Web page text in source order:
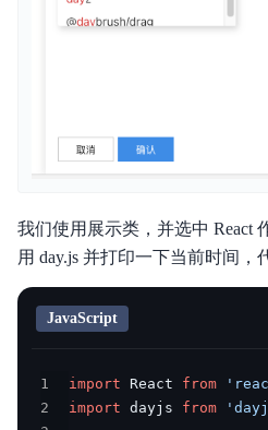
我们使用展示类，并选中 React
用 day.js 并打印一下当前时间，
JavaScript
1 import React from
2
import dayjs from